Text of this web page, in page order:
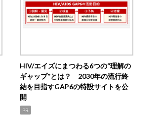
HIV/エイズにまつわる6つの“理解の
ギャップ”とは？ 2030年の流行終
結を目指すGAP6の特設サイトを公
開
PR